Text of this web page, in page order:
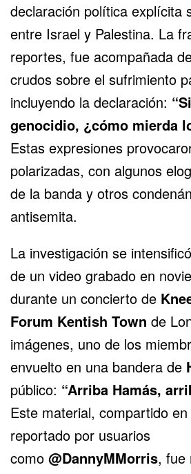
declaración política explícita
entre Israel y Palestina. La
reportes, fue acompañada
crudos sobre el sufrimiento
incluyendo la declaración:
genocidio, ¿cómo mierda
Estas expresiones
polarizadas, con algunos
de la banda y otros
antisemita.
La investigación se
de un video grabado en
durante un concierto de
Forum Kentish Town de
imágenes, uno de los
envuelto en una bandera de
público: “Arriba Hamás,
Este material, compartido
reportado por usuarios
como @DannyMMorris, fue